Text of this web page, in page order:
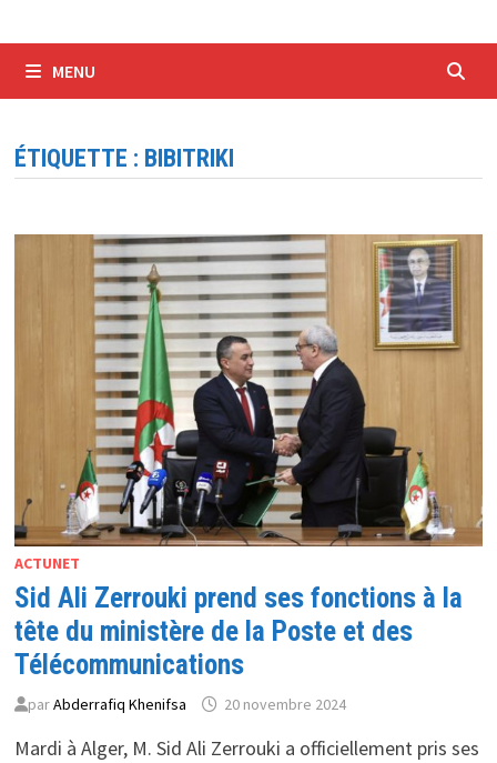
MENU
ÉTIQUETTE : BIBITRIKI
ACTUNET
Sid Ali Zerrouki prend ses fonctions à la
tête du ministère de la Poste et des
Télécommunications
parAbderrafiq Khenifsa 20 novembre 2024
Mardi à Alger, M. Sid Ali Zerrouki a officiellement pris ses